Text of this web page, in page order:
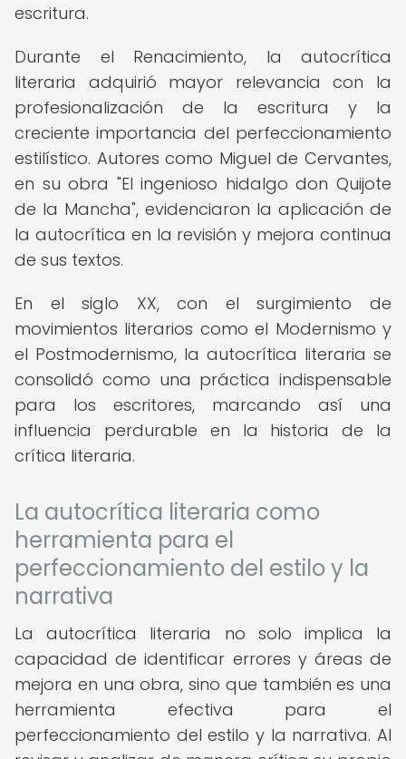
escritura.
Durante el Renacimiento, la autocrítica
literaria adquirió mayor relevancia con la
profesionalización de la escritura y la
creciente importancia del perfeccionamiento
estilístico. Autores como Miguel de Cervantes,
en su obra "El ingenioso hidalgo don Quijote
de la Mancha", evidenciaron la aplicación de
la autocrítica en la revisión y mejora continua
de sus textos.
En el siglo XX, con el surgimiento de
movimientos literarios como el Modernismo y
el Postmodernismo, la autocrítica literaria se
consolidó como una práctica indispensable
para los escritores, marcando así una
influencia perdurable en la historia de la
crítica literaria.
La autocrítica literaria como
herramienta para el
perfeccionamiento del estilo y la
narrativa
La autocrítica literaria no solo implica la
capacidad de identificar errores y áreas de
mejora en una obra, sino que también es una
herramienta efectiva para el
perfeccionamiento del estilo y la narrativa. Al